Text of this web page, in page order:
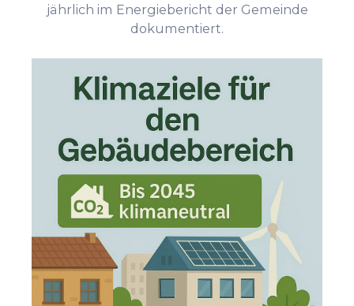
jährlich im Energiebericht der Gemeinde
dokumentiert.